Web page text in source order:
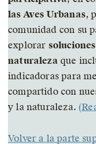
las Aves Urbanas,
comunidad con su
explorar
naturaleza que
indicadoras para
compartido con
y la naturaleza.
Volver a la parte